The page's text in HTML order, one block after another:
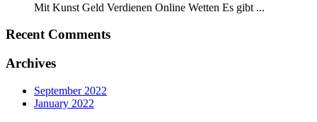
Mit Kunst Geld Verdienen Online Wetten Es gibt ...
Recent Comments
Archives
September 2022
January 2022